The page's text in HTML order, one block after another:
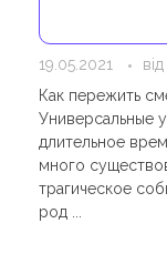
19.05.2021 від
Как пережить
Универсальные
длительное
много
трагическое
род ...